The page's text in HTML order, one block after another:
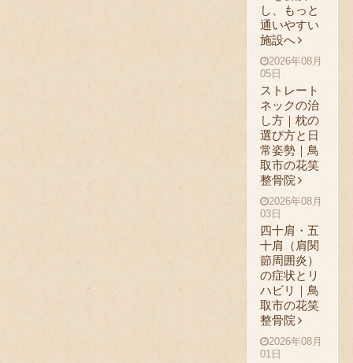
し、もっと
通いやすい
施設へ
2026年08月
05日
ストレート
ネックの治
し方｜枕の
選び方と日
常姿勢｜鳥
取市の花笑
整骨院
2026年08月
03日
四十肩・五
十肩（肩関
節周囲炎）
の症状とリ
ハビリ｜鳥
取市の花笑
整骨院
2026年08月
01日